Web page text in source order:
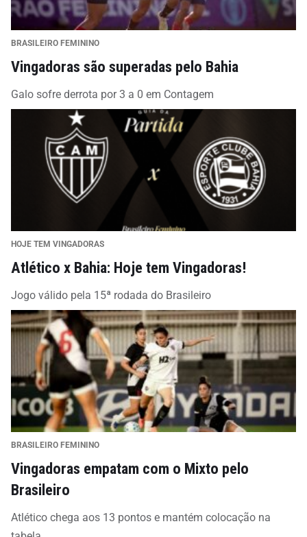
BRASILEIRO FEMININO
Vingadoras são superadas pelo Bahia
Galo sofre derrota por 3 a 0 em Contagem
HOJE TEM VINGADORAS
Atlético x Bahia: Hoje tem Vingadoras!
Jogo válido pela 15ª rodada do Brasileiro
BRASILEIRO FEMININO
Vingadoras empatam com o Mixto pelo
Brasileiro
Atlético chega aos 13 pontos e mantém colocação na